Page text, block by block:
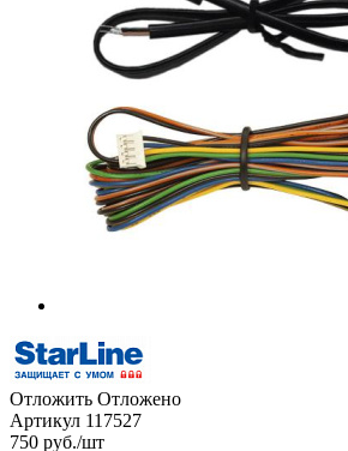
Отложить Отложено
Артикул 117527
750 руб./шт